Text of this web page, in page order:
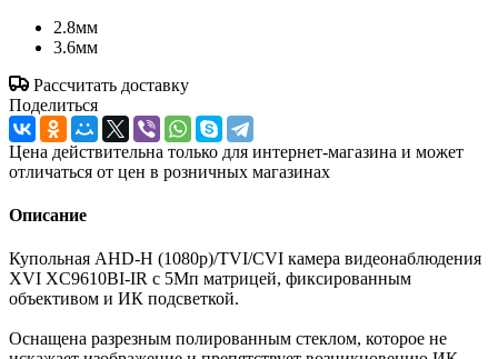
2.8мм
3.6мм
Рассчитать доставку
Поделиться
Цена действительна только для интернет-магазина и может
отличаться от цен в розничных магазинах
Описание
Купольная AHD-H (1080p)/TVI/CVI камера видеонаблюдения
XVI XC9610BI-IR с 5Мп матрицей, фиксированным
объективом и ИК подсветкой.
Оснащена разрезным полированным стеклом, которое не